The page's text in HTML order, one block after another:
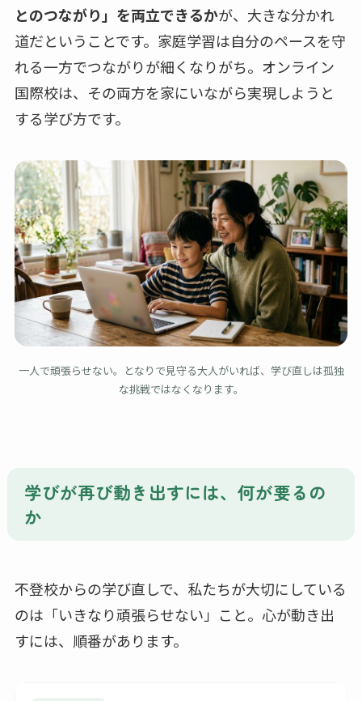
とのつながり」を両立できるかが、大きな分かれ
道だということです。家庭学習は自分のペースを守
れる一方でつながりが細くなりがち。オンライン
国際校は、その両方を家にいながら実現しようと
する学び方です。
一人で頑張らせない。となりで見守る大人がいれば、学び直しは孤独
な挑戦ではなくなります。
学びが再び動き出すには、何が要るの
か
不登校からの学び直しで、私たちが大切にしている
のは「いきなり頑張らせない」こと。心が動き出
すには、順番があります。